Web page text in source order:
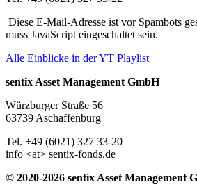
Diese E-Mail-Adresse ist vor Spambots
muss JavaScript eingeschaltet sein.
Alle Einblicke in der YT Playlist
sentix Asset Management GmbH
Würzburger Straße 56
63739 Aschaffenburg
Tel. +49 (6021) 327 33-20
info <at> sentix-fonds.de
© 2020-2026 sentix Asset Management